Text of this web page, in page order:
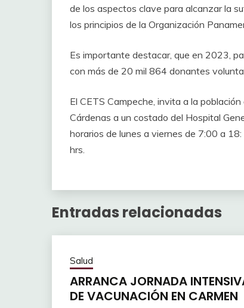
de los aspectos clave para alcanzar la
los principios de la Organización
Es importante destacar, que en 2023,
con más de 20 mil 864 donantes
El CETS Campeche, invita a la
Cárdenas a un costado del Hospital
horarios de lunes a viernes de 7:00 a
hrs.
Entradas relacionadas
Salud
ARRANCA JORNADA
DE VACUNACIÓN EN CARMEN